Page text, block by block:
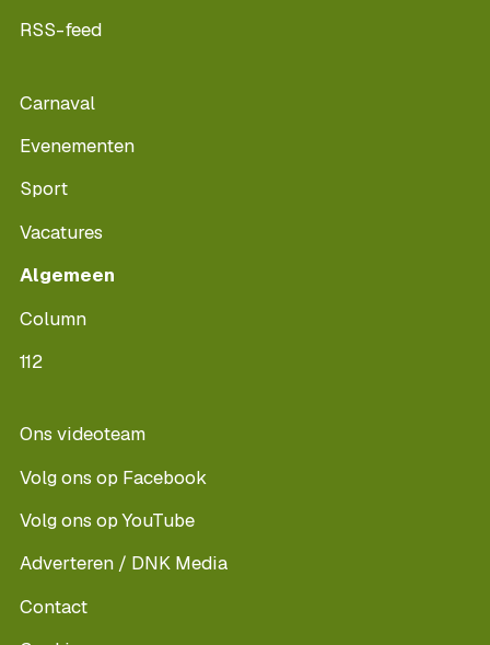
RSS-feed
Carnaval
Evenementen
Sport
Vacatures
Algemeen
Column
112
Ons videoteam
Volg ons op Facebook
Volg ons op YouTube
Adverteren / DNK Media
Contact